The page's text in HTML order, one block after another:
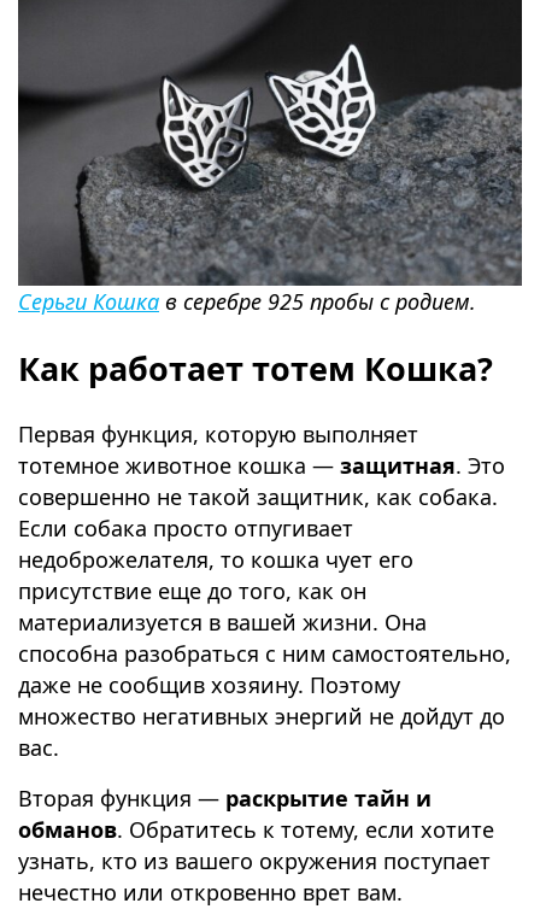
Серьги Кошка в серебре 925 пробы с родием.
Как работает тотем Кошка?
Первая функция, которую выполняет
тотемное животное кошка — защитная. Это
совершенно не такой защитник, как собака.
Если собака просто отпугивает
недоброжелателя, то кошка чует его
присутствие еще до того, как он
материализуется в вашей жизни. Она
способна разобраться с ним самостоятельно,
даже не сообщив хозяину. Поэтому
множество негативных энергий не дойдут до
вас.
Вторая функция — раскрытие тайн и
обманов. Обратитесь к тотему, если хотите
узнать, кто из вашего окружения поступает
нечестно или откровенно врет вам.